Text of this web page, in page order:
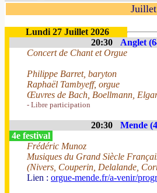
Lundi 27 Juillet 2026
20:30
Anglet
Concert de Chant et Orgue
Philippe Barret, baryton
Raphaël Tambyeff, orgue
Œuvres de Bach, Boellmann,
- Libre participation
20:30 Mende
4e festival
Frédéric Munoz
Musiques du Grand Siècle
(Nivers, Couperin, Delalande,
Lien : orgue-mende.fr/a-venir/